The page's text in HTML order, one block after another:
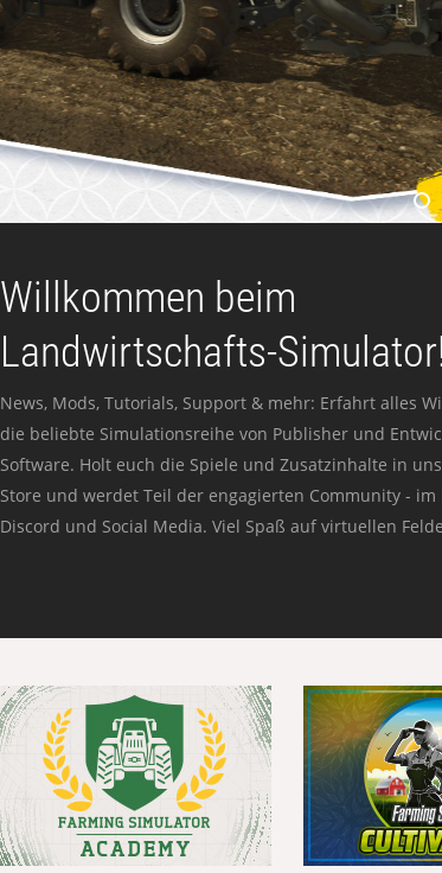
Willkommen beim
Landwirtschafts-
News, Mods, Tutorials, Support & mehr: Erfahrt alles
die beliebte Simulationsreihe von Publisher und
Software. Holt euch die Spiele und Zusatzinhalte in
Store und werdet Teil der engagierten Community - im
Discord und Social Media. Viel Spaß auf virtuellen